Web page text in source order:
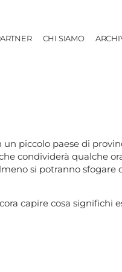
CHI SIAMO
piccolo paese di
condividerà qualche
si potranno sfogare
capire cosa significhi